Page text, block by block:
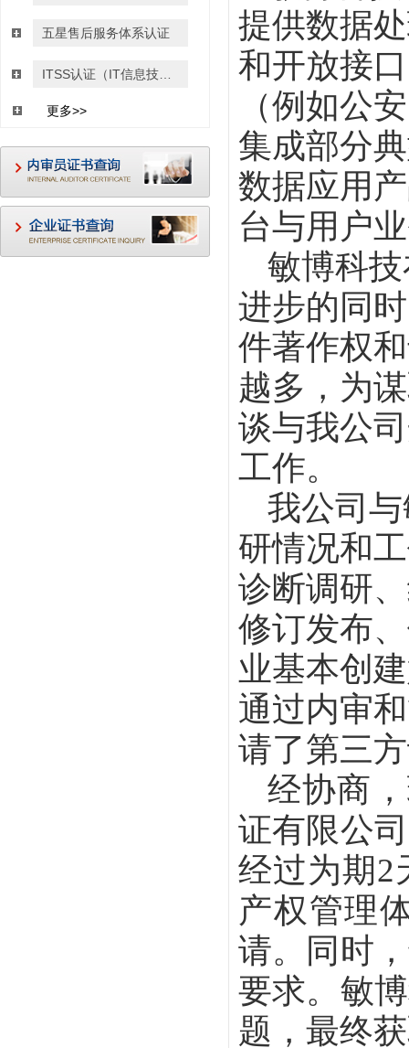
五星售后服务体系认证
更多>>
提供数据
和开放接
（例如公
集成部分
数据应用
台与用户
敏博科
进步的同
件著作权
越多，为
谈与我公
工作。
我公司
研情况和
诊断调研
修订发布
业基本创
通过内审
请了第三
经协商
证有限公
经过为期2
产权管理
请。同时
要求。敏
题，最终